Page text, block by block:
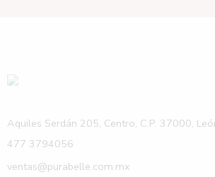
Aquiles Serdán 205, Centro, C.P. 37000,
477 3794056
ventas@purabelle.com.mx